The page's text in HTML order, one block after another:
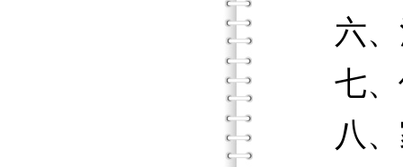
六、
七、
八、